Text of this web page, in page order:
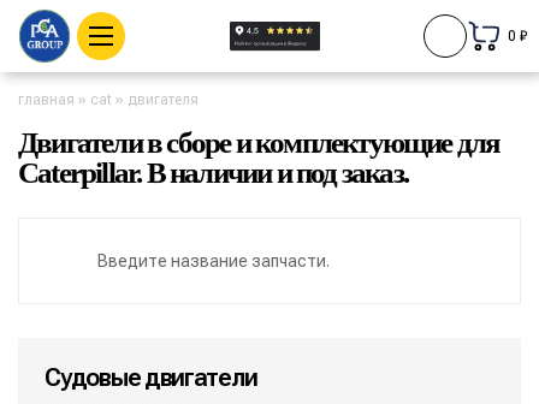
0 ₽
главная » cat » двигателя
Двигатели в сборе и комплектующие для
Caterpillar. В наличии и под заказ.
Судовые двигатели